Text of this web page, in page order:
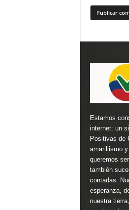
Estamos
internet: un
Positivas de
amarillismo
queremos
también
contadas.
esperanza,
nuestra